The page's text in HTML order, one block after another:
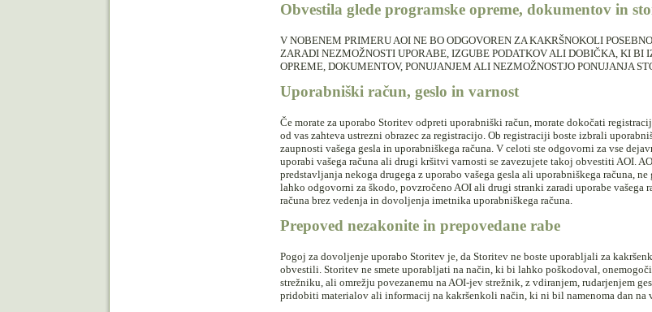
Obvestila glede programske opreme, dokumentov in
V NOBENEM PRIMERU AOI NE BO ODGOVOREN ZA KAKRŠNOKOLI
ZARADI NEZMOŽNOSTI UPORABE, IZGUBE PODATKOV ALI DOBIČKA, KI BI
OPREME, DOKUMENTOV, PONUJANJEM ALI NEZMOŽNOSTJO PONUJANJA
Uporabniški račun, geslo in varnost
Če morate za uporabo Storitev odpreti uporabniški račun, morate dokočati
od vas zahteva ustrezni obrazec za registracijo. Ob registraciji boste izbrali
zaupnosti vašega gesla in uporabniškega računa. V celoti ste odgovorni za vse
uporabi vašega računa ali drugi kršitvi varnosti se zavezujete takoj obvestiti AOI.
predstavljanja nekoga drugega z uporabo vašega gesla ali uporabniškega računa,
lahko odgovorni za škodo, povzročeno AOI ali drugi stranki zaradi uporabe vašega
računa brez vedenja in dovoljenja imetnika uporabniškega računa.
Prepoved nezakonite in prepovedane rabe
Pogoj za dovoljenje uporabo Storitev je, da Storitev ne boste uporabljali za
obvestili. Storitev ne smete uporabljati na način, ki bi lahko poškodoval,
strežniku, ali omrežju povezanemu na AOI-jev strežnik, z vdiranjem, rudarjenjem
pridobiti materialov ali informacij na kakršenkoli način, ki ni bil namenoma dan na